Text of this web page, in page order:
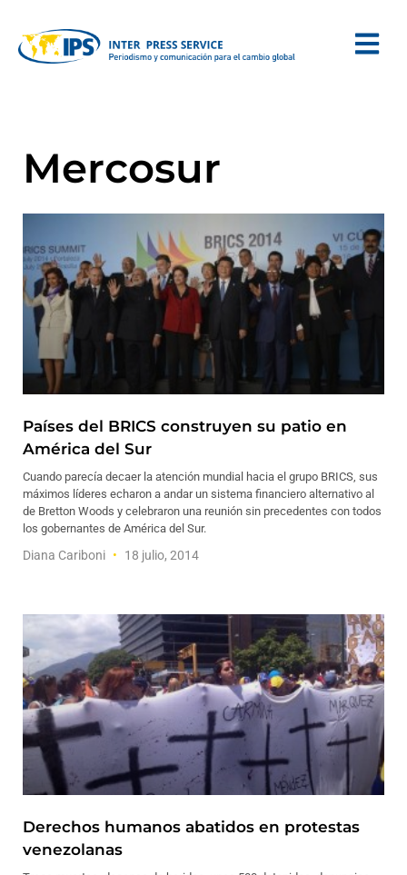
Mercosur
Países del BRICS construyen su patio en
América del Sur
Cuando parecía decaer la atención mundial hacia el grupo BRICS, sus
máximos líderes echaron a andar un sistema financiero alternativo al
de Bretton Woods y celebraron una reunión sin precedentes con todos
los gobernantes de América del Sur.
Diana Cariboni 18 julio, 2014
Derechos humanos abatidos en protestas
venezolanas